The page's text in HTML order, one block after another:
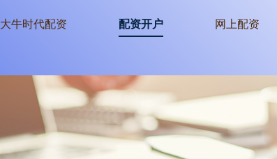
大牛时代配资 配资开户 网上配资